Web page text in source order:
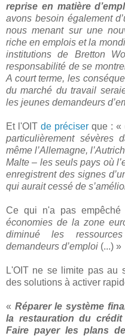
reprise en matière
avons besoin également
nous menant sur une
riche en emplois et la
institutions de Bretton
responsabilité de se
A court terme, les
du marché du travail
les jeunes demandeurs
Et l'OIT de préciser que : «
particulièrement sévères
même l’Allemagne,
Malte – les seuls pays où
enregistrent des signes
qui aurait cessé de
Ce qui n'a pas
économies de la zone
diminué les
demandeurs d’emploi (...) »
L'OIT ne se limite pas au
des solutions à activer
« Réparer le système
la restauration du
Faire payer les plans